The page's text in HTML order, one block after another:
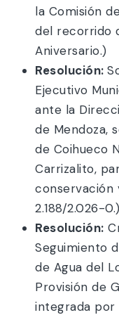
la Comisión
del recorrido
Aniversario.)
Resolución:
Ejecutivo
ante la
de Mendoza,
de Coihueco
Carrizalito,
conservación
2.188/2.026-0.)
Resolución:
Seguimiento
de Agua del
Provisión de
integrada por